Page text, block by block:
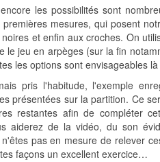
les possibilités sont
mesures, qui posent
et enfin aux croches. On
le jeu en arpèges (sur la fin
les options sont envisageables
pris l'habitude, l'exemple
présentées sur la partition. Ce
restantes afin de compléter
aiderez de la vidéo, du son
pas en mesure de relever
façons un excellent exercice…